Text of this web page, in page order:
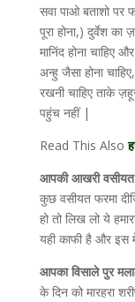
सवा पाओ बताशो पर
पूरा होना,) दुर्वेश
मानिंद होना चाहिए
अन्हु जैसा होना
रखनी चाहिए ताके
पहुंच नहीं |
Read This Also
आपकी आखरी
कुछ वसीयत फरमा
हो तो लिख लो ये
यही काफी है और इस
आपका विसाले पुर
के दिन को मारहरा